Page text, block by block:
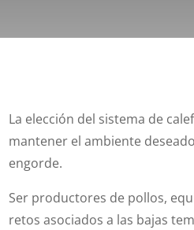
La elección del sistema de
mantener el ambiente
engorde.
Ser productores de pollos,
retos asociados a las bajas